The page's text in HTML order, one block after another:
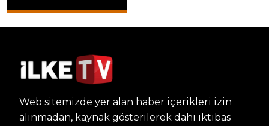
Web sitemizde yer alan haber içerikleri izin
alınmadan, kaynak gösterilerek dahi iktibas